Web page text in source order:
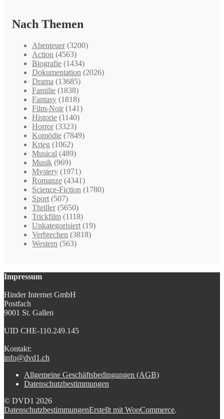
Nach Themen
Abenteuer (3200)
Action (4563)
Biografie (1434)
Dokumentation (2026)
Drama (13685)
Familie (1838)
Fantasy (1818)
Film-Noir (141)
Historie (1140)
Horror (3323)
Komödie (7849)
Krieg (1062)
Musical (489)
Musik (969)
Mystery (1971)
Romanze (4341)
Science-Fiction (1780)
Sport (507)
Thriller (5650)
Trickfilm (1118)
Unkategorisiert (19)
Verbrechen (3818)
Western (563)
Impressum
Hinder Internet GmbH
Postfach
9001 St. Gallen
UID CHE-110.249.145
Kontakt:
info@dvd1.ch
Allgemeine Geschäftsbedingungen (AGB)
Datenschutzbestimmungen
© DVD1 2026
DatenschutzbestimmungenErstellt mit WooCommerce.